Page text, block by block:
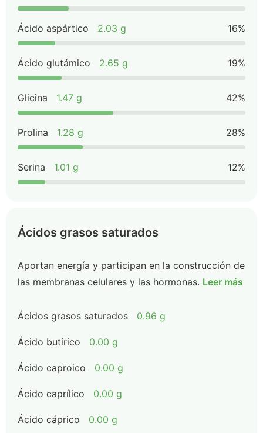
Ácido aspártico 2.03 g 16%
Ácido glutámico 2.65 g 19%
Glicina 1.47 g 42%
Prolina 1.28 g 28%
Serina 1.01 g 12%
Ácidos grasos saturados
Aportan energía y participan en la construcción de
las membranas celulares y las hormonas. Leer más
Ácidos grasos saturados 0.96 g
Ácido butírico 0.00 g
Ácido caproico 0.00 g
Ácido caprílico 0.00 g
Ácido cáprico 0.00 g